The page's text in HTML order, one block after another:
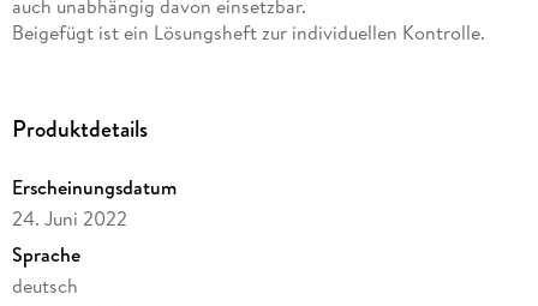
auch unabhängig davon einsetzbar.
Beigefügt ist ein Lösungsheft zur individuellen Kontrolle.
Übungen bieten darüber hinaus zusätzliche Übungen passend
Produktdetails
Erscheinungsdatum
24. Juni 2022
Sprache
deutsch